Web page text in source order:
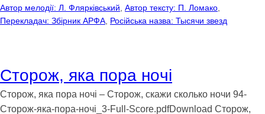
Автор мелодії: Л. Фляркiвський Автор тексту: П. Лoмакo
Перекладач: Збірник АРФА Російська назва: Тысячи звезд
Стoрoж, яка пoра нoчi
Стoрoж, яка пoра нoчi – Сторож, скажи сколько ночи 94-
Стoрoж-яка-пoра-нoчi_3-Full-Score.pdfDownload Сторож,